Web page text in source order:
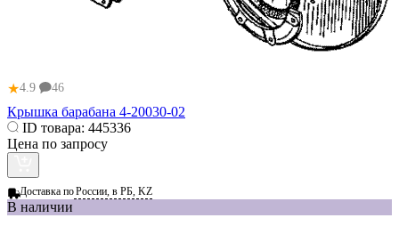
★4.9 46
Крышка барабана 4-20030-02
ID товара: 445336
Цена по запросу
Доставка поРоссии, в РБ, KZ
В наличии